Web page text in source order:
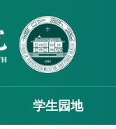
学生园地